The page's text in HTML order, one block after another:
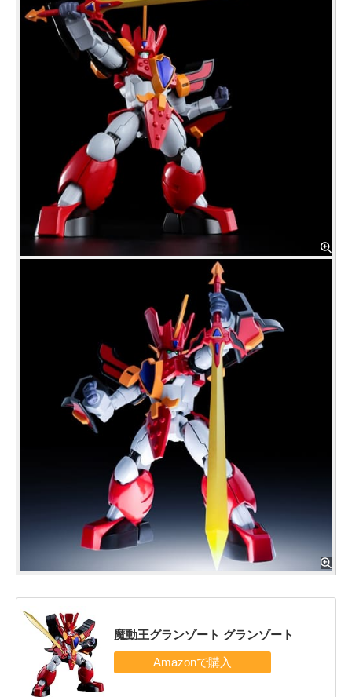
魔動王グランゾート グランゾート